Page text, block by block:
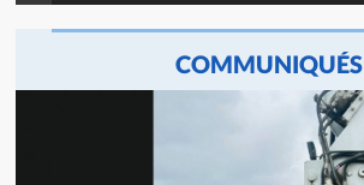
COMMUNIQUÉS